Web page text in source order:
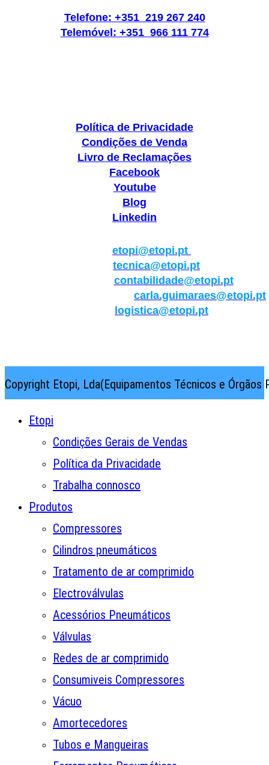
Telefone: +351 219 267 240
Telemóvel: +351 966 111 774
Política de Privacidade
Condições de Venda
Livro de Reclamações
Facebook
Youtube
Blog
Linkedin
etopi@etopi.pt
tecnica@etopi.pt
contabilidade@etopi.pt
carla.guimaraes@etopi.pt
logistica@etopi.pt
Copyright Etopi, Lda(Equipamentos Técnicos e
Etopi
Condições Gerais de Vendas
Política da Privacidade
Trabalha connosco
Produtos
Compressores
Cilindros pneumáticos
Tratamento de ar comprimido
Electroválvulas
Acessórios Pneumáticos
Válvulas
Redes de ar comprimido
Consumiveis Compressores
Vácuo
Amortecedores
Tubos e Mangueiras